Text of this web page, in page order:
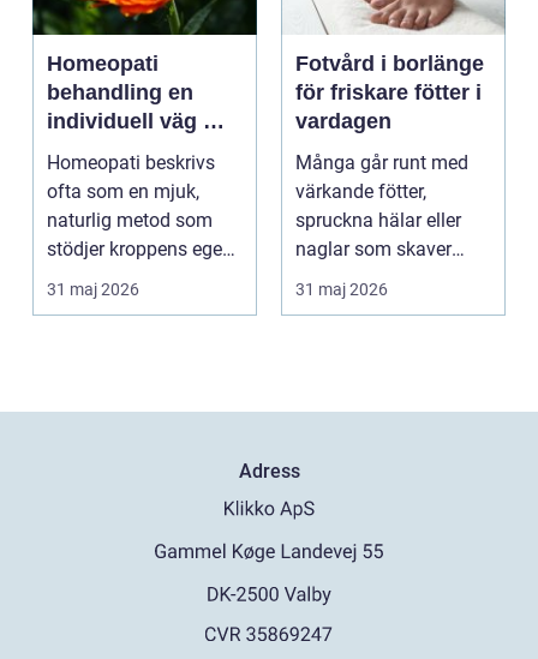
Homeopati
behandling en
individuell väg mot
bättre balans
Homeopati beskrivs
ofta som en mjuk,
naturlig metod som
stödjer kroppens egen
läkningsförmåga. I
31 maj 2026
Fotvård i borlänge
för friskare fötter i
vardagen
Många går runt med
värkande fötter,
spruckna hälar eller
naglar som skaver
utan att göra något åt
31 maj 2026
Adress